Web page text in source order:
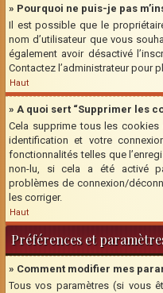
» Pourquoi ne puis-je pas
Il est possible que le
nom d’utilisateur que vous
également avoir désactivé
Contactez l’administrateur pour
Haut
» A quoi sert “Supprimer les
Cela supprime tous les
identification et votre
fonctionnalités telles que
non-lu, si cela a été activé
problèmes de connexion/
les corriger.
Haut
Préférences et
» Comment modifier mes
Tous vos paramètres (si vous